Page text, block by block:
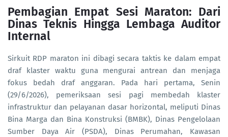
Pembagian Empat Sesi Maraton: Dari
Dinas Teknis Hingga Lembaga Auditor
Internal
Sirkuit RDP maraton ini dibagi secara taktis ke dalam empat
draf klaster waktu guna mengurai antrean dan menjaga
fokus bedah draf anggaran. Pada hari pertama, Senin
(29/6/2026), pemeriksaan sesi pagi membedah klaster
infrastruktur dan pelayanan dasar horizontal, meliputi Dinas
Bina Marga dan Bina Konstruksi (BMBK), Dinas Pengelolaan
Sumber Daya Air (PSDA), Dinas Perumahan, Kawasan